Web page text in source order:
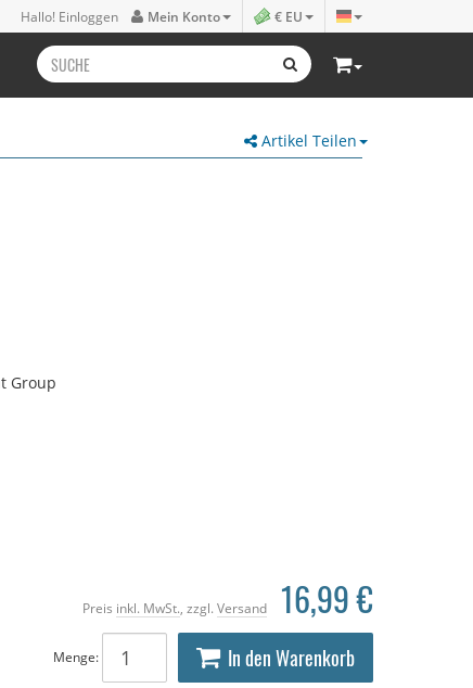
Hallo! Einloggen Mein Konto € EU
Artikel Teilen
Group
Preis inkl. MwSt. , zzgl. Versand 16,99 €
Menge: In den Warenkorb